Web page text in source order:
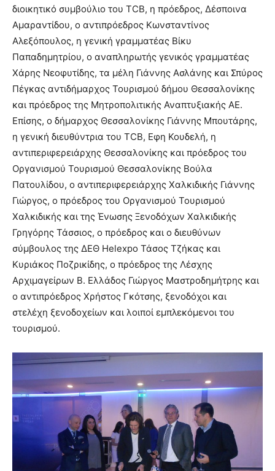
διοικητικό συμβούλιο του TCB, η πρόεδρος, Δέσποινα
Αμαραντίδου, ο αντιπρόεδρος Κωνσταντίνος
Αλεξόπουλος, η γενική γραμματέας Βίκυ
Παπαδημητρίου, ο αναπληρωτής γενικός γραμματέας
Χάρης Νεοφυτίδης, τα μέλη Γιάννης Ασλάνης και Σπύρος
Πέγκας αντιδήμαρχος Τουρισμού δήμου Θεσσαλονίκης
και πρόεδρος της Μητροπολιτικής Αναπτυξιακής ΑΕ.
Επίσης, ο δήμαρχος Θεσσαλονίκης Γιάννης Μπουτάρης,
η γενική διευθύντρια του TCB, Εφη Κουδελή, η
αντιπεριφερειάρχης Θεσσαλονίκης και πρόεδρος του
Οργανισμού Τουρισμού Θεσσαλονίκης Βούλα
Πατουλίδου, ο αντιπεριφερειάρχης Χαλκιδικής Γιάννης
Γιώργος, ο πρόεδρος του Οργανισμού Τουρισμού
Χαλκιδικής και της Ένωσης Ξενοδόχων Χαλκιδικής
Γρηγόρης Τάσσιος, ο πρόεδρος και ο διευθύνων
σύμβουλος της ΔΕΘ Helexpo Τάσος Τζήκας και
Κυριάκος Ποζρικίδης, ο πρόεδρος της Λέσχης
Αρχιμαγείρων Β. Ελλάδος Γιώργος Μαστροδημήτρης και
ο αντιπρόεδρος Χρήστος Γκότσης, ξενοδόχοι και
στελέχη ξενοδοχείων και λοιποί εμπλεκόμενοι του
τουρισμού.